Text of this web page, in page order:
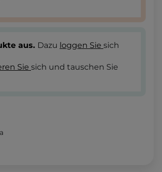
aus. Dazu loggen Sie sich
Sie sich und tauschen Sie